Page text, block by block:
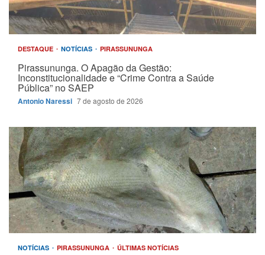
DESTAQUE NOTÍCIAS PIRASSUNUNGA
Pirassununga. O Apagão da Gestão:
Inconstitucionalidade e “Crime Contra a Saúde
Pública” no SAEP
Antonio Naressi 7 de agosto de 2026
NOTÍCIAS PIRASSUNUNGA ÚLTIMAS NOTÍCIAS